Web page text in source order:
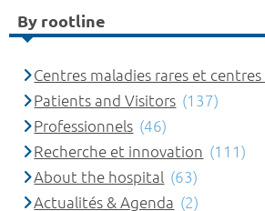
By rootline
Centres maladies rares et
Patients and Visitors (137)
Professionnels (46)
Recherche et innovation (111)
About the hospital (63)
Actualités & Agenda (2)